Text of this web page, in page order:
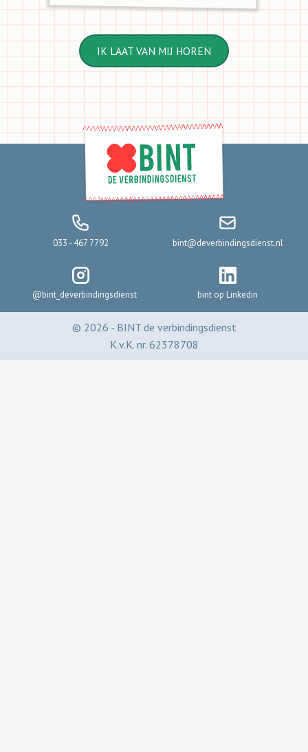
IK LAAT VAN MIJ HOREN
033 - 467 7792 bint@deverbindingsdienst.nl
@bint_deverbindingsdienst bint op Linkedin
© 2026 - BINT de verbindingsdienst
K.v.K. nr. 62378708